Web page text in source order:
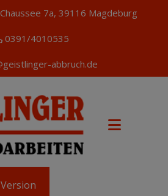
7a, 39116 Magdeburg
0391/4010535
abbruch.de